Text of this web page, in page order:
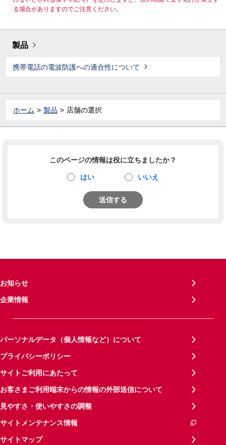
る場合がありますのでご注意ください。
製品
携帯電話の電波防護への適合性について
ホーム 製品 店舗の選択
このページの情報は役に立ちましたか？
はい いいえ
送信する
お知らせ
企業情報
パーソナルデータ（個人情報など）について
プライバシーポリシー
サイトご利用にあたって
お客さまご利用端末からの情報の外部送信について
見やすさ・使いやすさの調整
サイトメンテナンス情報
サイトマップ